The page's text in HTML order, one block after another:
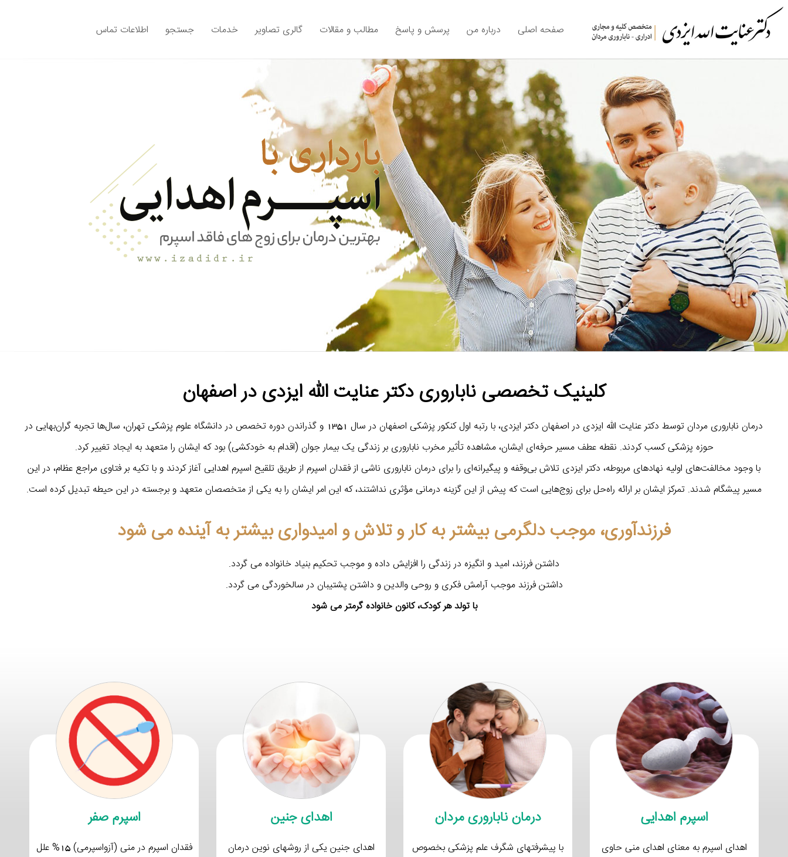
صفحه اصلی درباره من پرسش و پاسخ مطالب و مقالات گالری تصاویر خدمات جستجو اطلاعات تماس
کلینیک تخصصی ناباروری دکتر عنایت الله ایزدی در اصفهان
درمان ناباروری مردان توسط دکتر عنایت الله ایزدی در اصفهان دکتر ایزدی، با رتبه اول کنکور پزشکی اصفهان در سال ۱۳۵۱ و گذراندن دوره تخصص در دانشگاه علوم پزشکی تهران، سال‌ها تجربه گران‌بهایی در
حوزه پزشکی کسب کردند. نقطه عطف مسیر حرفه‌ای ایشان، مشاهده تأثیر مخرب ناباروری بر زندگی یک بیمار جوان (اقدام به خودکشی) بود که ایشان را متعهد به ایجاد تغییر کرد.
با وجود مخالفت‌های اولیه نهادهای مربوطه، دکتر ایزدی تلاش بی‌وقفه و پیگیرانه‌ای را برای درمان ناباروری ناشی از فقدان اسپرم از طریق تلقیح اسپرم اهدایی آغاز کردند و با تکیه بر فتاوی مراجع عظام، در این
مسیر پیشگام شدند. تمرکز ایشان بر ارائه راه‌حل برای زوج‌هایی است که پیش از این گزینه درمانی مؤثری نداشتند، که این امر ایشان را به یکی از متخصصان متعهد و برجسته در این حیطه تبدیل کرده است.
فرزندآوری، موجب دلگرمی بیشتر به کار و تلاش و امیدواری بیشتر به آینده می شود
داشتن فرزند، امید و انگیزه در زندگی را افزایش داده و موجب تحکیم بنیاد خانواده می گردد.
داشتن فرزند موجب آرامش فکری و روحی والدین و داشتن پشتیبان در سالخوردگی می گردد.
با تولد هر کودک، کانون خانواده گرمتر می شود
اسپرم اهدایی
اهدای اسپرم به معنای اهدای منی حاوی
درمان ناباروری مردان
با پیشرفتهای شگرف علم پزشکی بخصوص
اهدای جنین
اهدای جنین یکی از روشهای نوین درمان
اسپرم صفر
فقدان اسپرم در منی (آزواسپرمی) 15% علل